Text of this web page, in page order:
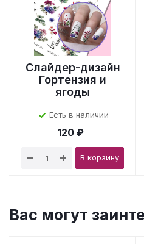
Слайдер-дизайн
Гортензия и
ягоды
Есть в наличии
120 ₽
В корзину
Вас могут